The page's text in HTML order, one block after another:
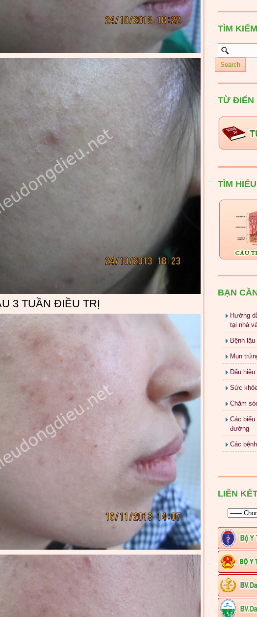
3 TUẦN ĐIỀU TRỊ
TÌM KIẾM
TỪ ĐIỂN
TÌM
BẠN
Hướng
tại nhà
Bệnh lậu
Mụn
Dấu
Sức
Chăm
Các biểu
đường
Các
LIÊN